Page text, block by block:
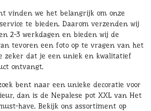
vinden we het belangrijk om onze
te bieden. Daarom verzenden wij
2-3 werkdagen en bieden wij de
tevoren een foto op te vragen van het
zeker dat je een uniek en kwalitatief
ontvangt.
bent naar een unieke decoratie voor
dan is de Nepalese pot XXL van Het
have. Bekijk ons assortiment op